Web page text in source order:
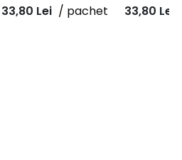
33,80 Lei / pachet
33,80 Lei